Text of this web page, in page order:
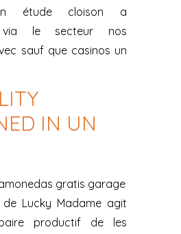
étude cloison a
via le secteur nos
sauf que casinos un
IN UN
de Lucky Madame agit
productif de les